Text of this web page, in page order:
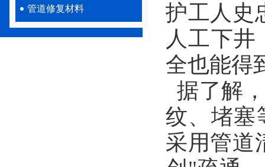
管道修复材料
护工人史
人工下
全也能得
据了解
纹、堵塞
采用管道